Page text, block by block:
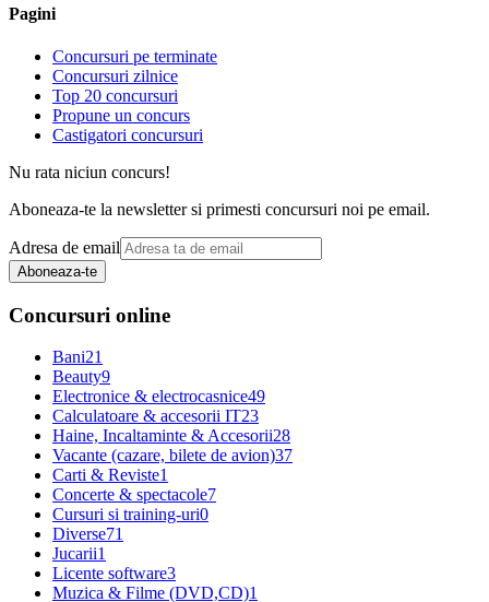
Pagini
Concursuri pe terminate
Concursuri zilnice
Top 20 concursuri
Propune un concurs
Castigatori concursuri
Nu rata niciun concurs!
Aboneaza-te la newsletter si primesti concursuri noi pe email.
Adresa de email
Aboneaza-te
Concursuri online
Bani21
Beauty9
Electronice & electrocasnice49
Calculatoare & accesorii IT23
Haine, Incaltaminte & Accesorii28
Vacante (cazare, bilete de avion)37
Carti & Reviste1
Concerte & spectacole7
Cursuri si training-uri0
Diverse71
Jucarii1
Licente software3
Muzica & Filme (DVD,CD)1